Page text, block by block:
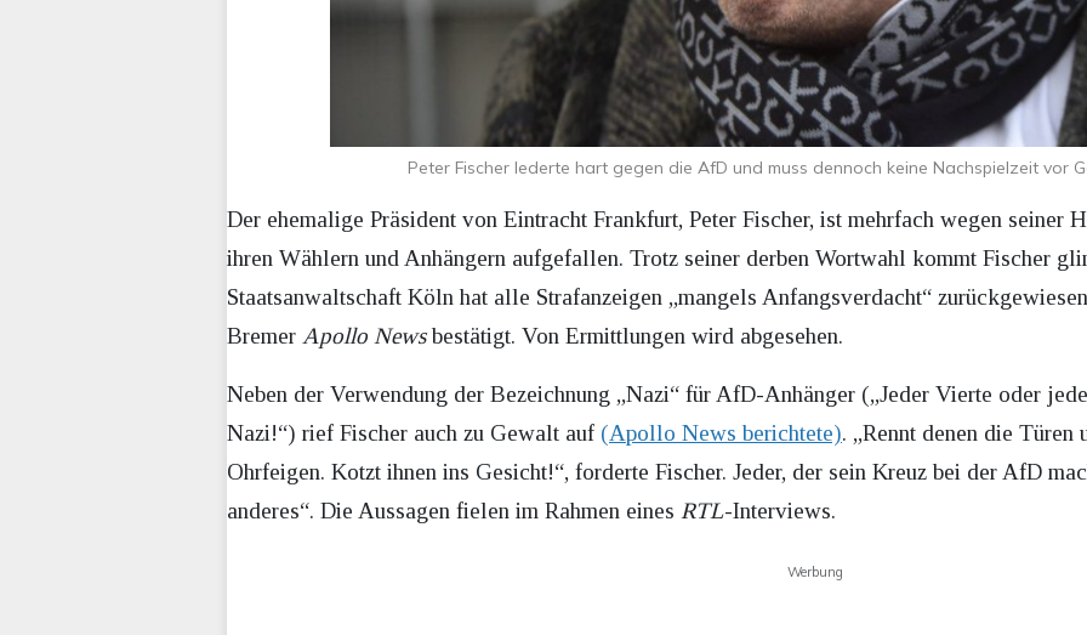
Peter Fischer lederte hart gegen die AfD und muss dennoch keine Nachspielzeit vor
Der ehemalige Präsident von Eintracht Frankfurt, Peter Fischer, ist mehrfach wegen seiner
ihren Wählern und Anhängern aufgefallen. Trotz seiner derben Wortwahl kommt Fischer
Staatsanwaltschaft Köln hat alle Strafanzeigen „mangels Anfangsverdacht“
Bremer Apollo Newsbestätigt. Von Ermittlungen wird abgesehen.
Neben der Verwendung der Bezeichnung „Nazi“ für AfD-Anhänger („Jeder Vierte oder
Nazi!“) rief Fischer auch zu Gewalt auf (Apollo News berichtete). „Rennt denen die Türen
Ohrfeigen. Kotzt ihnen ins Gesicht!“, forderte Fischer. Jeder, der sein Kreuz bei der AfD
anderes“. Die Aussagen fielen im Rahmen eines RTL-Interviews.
Werbung